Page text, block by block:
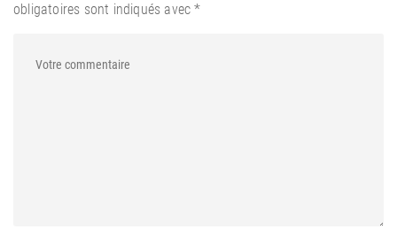
obligatoires sont indiqués avec*